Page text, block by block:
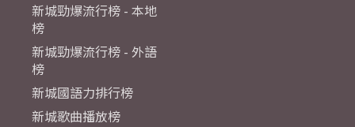
新城勁爆流行榜 - 本地
榜
新城勁爆流行榜 - 外語
榜
新城國語力排行榜
新城歌曲播放榜